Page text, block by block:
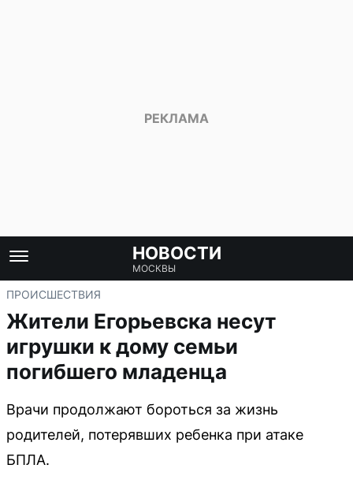
НОВОСТИ
МОСКВЫ
ПРОИСШЕСТВИЯ
Жители Егорьевска несут
игрушки к дому семьи
погибшего младенца
Врачи продолжают бороться за жизнь
родителей, потерявших ребенка при атаке
БПЛА.